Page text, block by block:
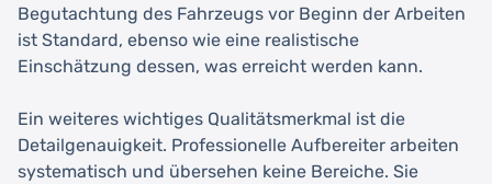
Begutachtung des Fahrzeugs vor Beginn der Arbeiten
ist Standard, ebenso wie eine realistische
Einschätzung dessen, was erreicht werden kann.
Ein weiteres wichtiges Qualitätsmerkmal ist die
Detailgenauigkeit. Professionelle Aufbereiter arbeiten
systematisch und übersehen keine Bereiche. Sie